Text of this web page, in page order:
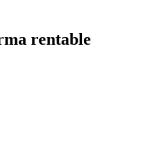
rentable